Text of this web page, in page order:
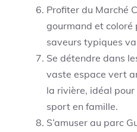
Profiter du Marché
gourmand et coloré
saveurs typiques
Se détendre dans
vaste espace vert
la rivière, idéal
sport en famille.
S’amuser au parc